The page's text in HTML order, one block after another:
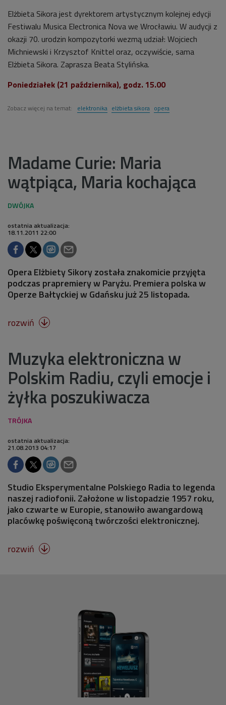
Elżbieta Sikora jest dyrektorem artystycznym kolejnej edycji
Festiwalu Musica Electronica Nova we Wrocławiu. W audycji z
okazji 70. urodzin kompozytorki wezmą udział: Wojciech
Michniewski i Krzysztof Knittel oraz, oczywiście, sama
Elżbieta Sikora. Zaprasza Beata Stylińska.
Poniedziałek (21 października), godz. 15.00
Zobacz więcej na temat: elektronika elżbieta sikora opera
Madame Curie: Maria
wątpiąca, Maria kochająca
ostatnia aktualizacja:
18.11.2011 22:00
Opera Elżbiety Sikory została znakomicie przyjęta
podczas prapremiery w Paryżu. Premiera polska w
Operze Bałtyckiej w Gdańsku już 25 listopada.
rozwiń 
Muzyka elektroniczna w
Polskim Radiu, czyli emocje i
żyłka poszukiwacza
ostatnia aktualizacja:
21.08.2013 04:17
Studio Eksperymentalne Polskiego Radia to legenda
naszej radiofonii. Założone w listopadzie 1957 roku,
jako czwarte w Europie, stanowiło awangardową
placówkę poświęconą twórczości elektronicznej.
rozwiń 